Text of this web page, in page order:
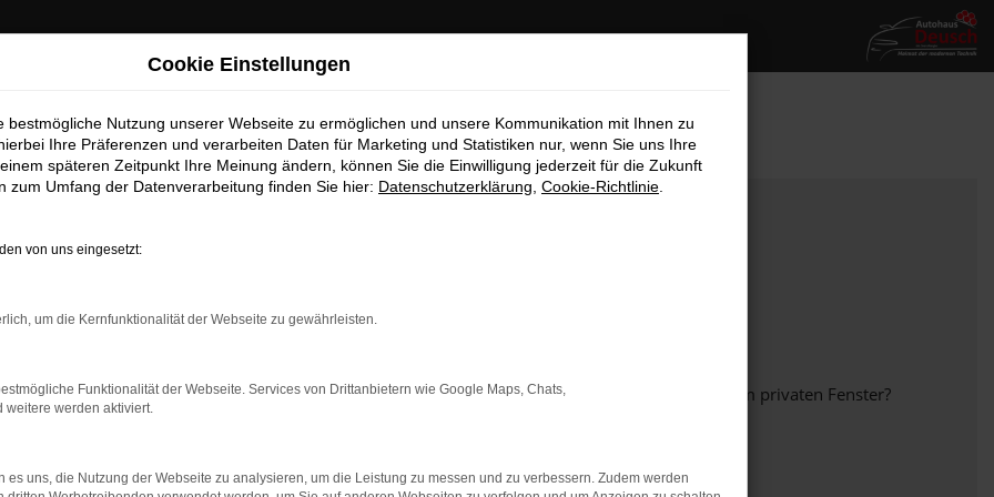
bestimmter Seiten verhindern. Funktioniert die Seite in einem anderen Browser oder in einem privaten Fenster?
auf dem neuesten Stand sind.
Cookie Einstellungen
bestmögliche Nutzung unserer Webseite zu ermöglichen und unsere Kommunikation mit Ihnen zu
Ihre Präferenzen und verarbeiten Daten für Marketing und Statistiken nur, wenn Sie uns Ihre
späteren Zeitpunkt Ihre Meinung ändern, können Sie die Einwilligung jederzeit für die Zukunft
zum Umfang der Datenverarbeitung finden Sie hier: Datenschutzerklärung Cookie-Richtlinie
von uns eingesetzt:
um die Kernfunktionalität der Webseite zu gewährleisten.
Funktionalität der Webseite. Services von Drittanbietern wie Google Maps, Chats,
weitere werden aktiviert.
es uns, die Nutzung der Webseite zu analysieren, um die Leistung zu messen und zu verbessern. Zudem werden